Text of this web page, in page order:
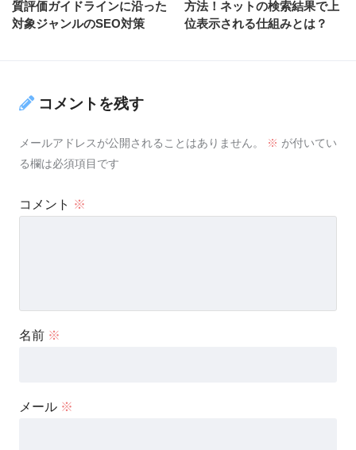
質評価ガイドラインに沿った
対象ジャンルのSEO対策
方法！ネットの検索結果で上
位表示される仕組みとは？
コメントを残す
メールアドレスが公開されることはありません。 ※ が付いてい
る欄は必須項目です
コメント ※
名前 ※
メール ※